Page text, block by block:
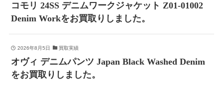
コモリ 24SS デニムワークジャケット Z01-01002
Denim Workをお買取りしました。
2026年8月5日 買取実績
オヴィ デニムパンツ Japan Black Washed Denim
をお買取りしました。